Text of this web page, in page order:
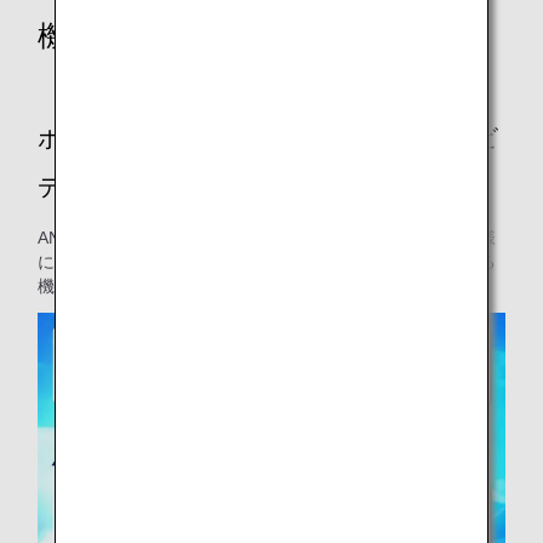
機内安全ビデオ
ポケモンが登場する世界初の「機内安全ビ
デオ」を作成しました
ANAは、株式会社ポケモンとのコラボレーションで、お客様
にワクワクを提供すると共に、子供から大人までが楽しめる
機内安全ビデオを作りました。